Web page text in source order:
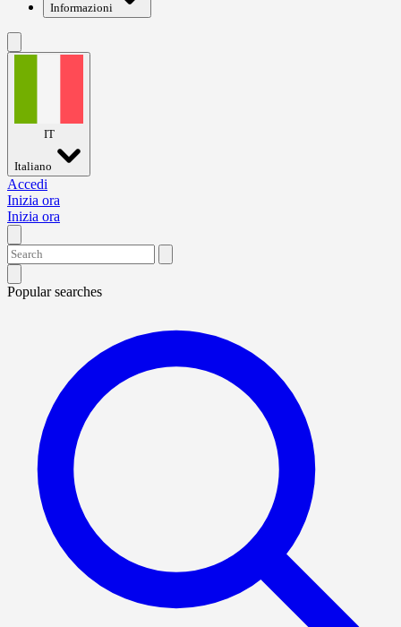
Informazioni
IT
Italiano
Accedi
Inizia ora
Inizia ora
Popular searches